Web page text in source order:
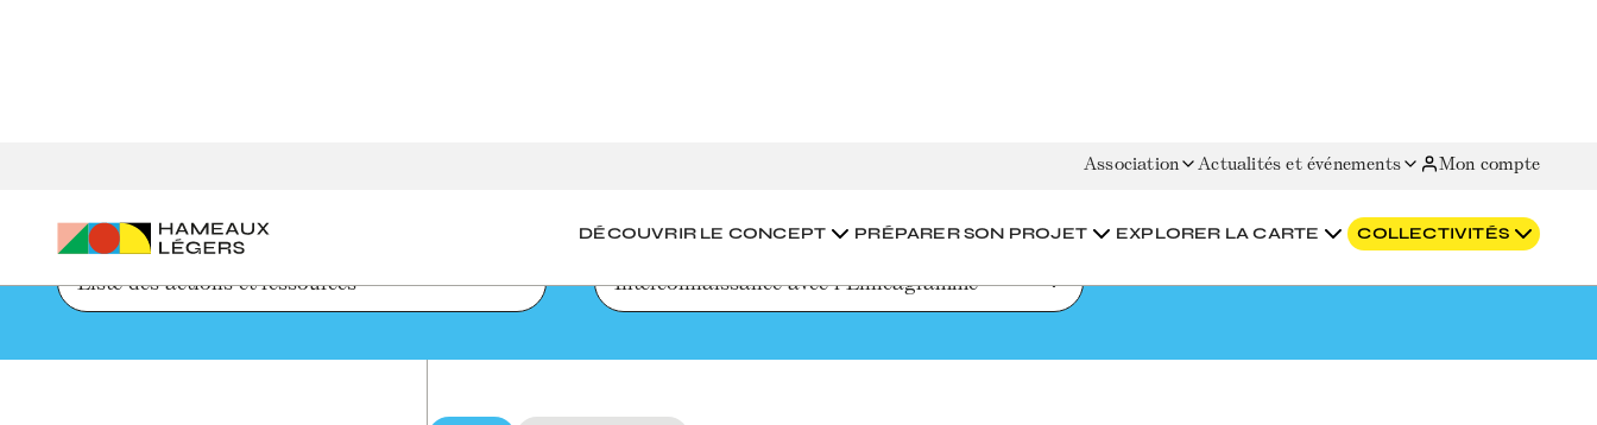
Association Actualités et événements Mon compte
DÉCOUVRIR LE CONCEPT PRÉPARER SON PROJET EXPLORER LA CARTE COLLECTIVITÉS
Liste des actions et ressources Interconnaissance avec l’Ennéagramme